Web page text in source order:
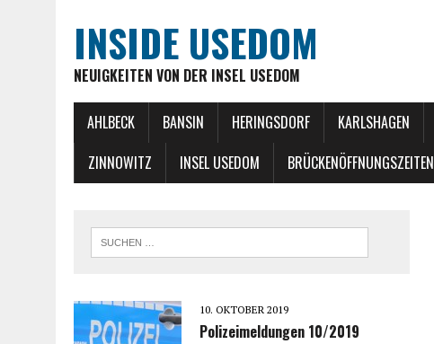
INSIDE USEDOM
NEUIGKEITEN VON DER INSEL USEDOM
AHLBECK BANSIN HERINGSDORF KARLSHAGEN
ZINNOWITZ
INSEL USEDOM BRÜCKENÖFFNUNGSZEITEN
10. OKTOBER 2019
Polizeimeldungen 10/2019